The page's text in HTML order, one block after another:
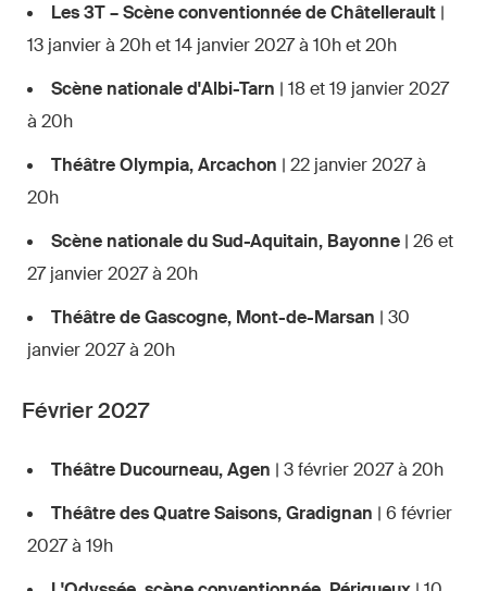
Les 3T – Scène conventionnée de Châtellerault |
13 janvier à 20h et 14 janvier 2027 à 10h et 20h
Scène nationale d'Albi-Tarn | 18 et 19 janvier 2027
à 20h
Théâtre Olympia, Arcachon | 22 janvier 2027 à
20h
Scène nationale du Sud-Aquitain, Bayonne | 26 et
27 janvier 2027 à 20h
Théâtre de Gascogne, Mont-de-Marsan | 30
janvier 2027 à 20h
Février 2027
Théâtre Ducourneau, Agen | 3 février 2027 à 20h
Théâtre des Quatre Saisons, Gradignan | 6 février
2027 à 19h